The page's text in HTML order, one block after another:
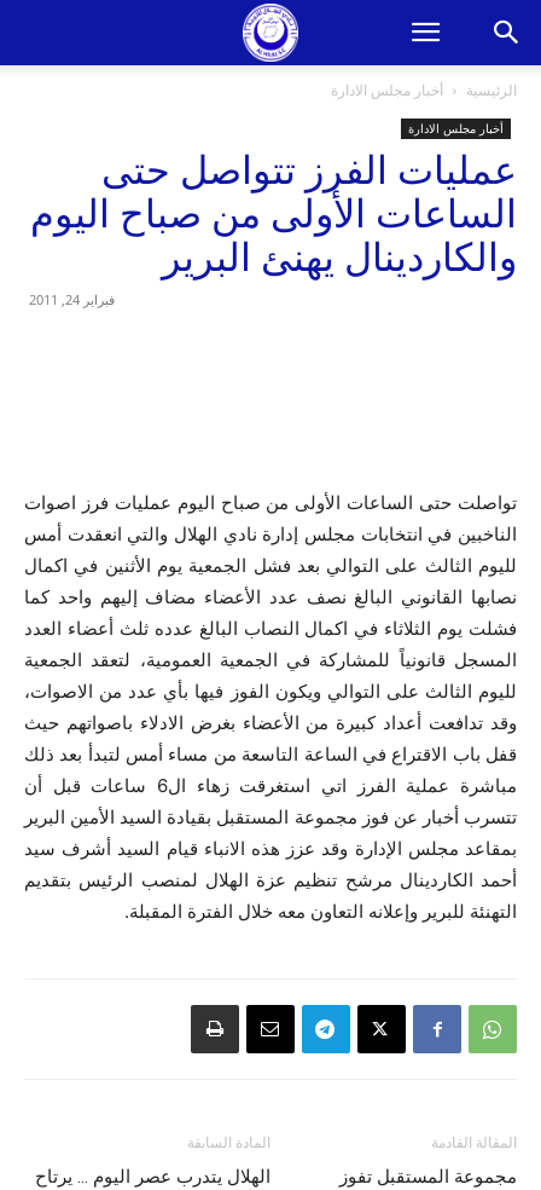
الرئيسية أخبار مجلس الادارة
أخبار مجلس الادارة
عمليات الفرز تتواصل حتى
الساعات الأولى من صباح اليوم
والكاردينال يهنئ البرير
فبراير 24, 2011
تواصلت حتى الساعات الأولى من صباح اليوم عمليات فرز اصوات
الناخبين في انتخابات مجلس إدارة نادي الهلال والتي انعقدت أمس
لليوم الثالث على التوالي بعد فشل الجمعية يوم الأثنين في اكمال
نصابها القانوني البالغ نصف عدد الأعضاء مضاف إليهم واحد كما
فشلت يوم الثلاثاء في اكمال النصاب البالغ عدده ثلث أعضاء العدد
المسجل قانونياً للمشاركة في الجمعية العمومية، لتعقد الجمعية
لليوم الثالث على التوالي ويكون الفوز فيها بأي عدد من الاصوات،
وقد تدافعت أعداد كبيرة من الأعضاء بغرض الادلاء باصواتهم حيث
قفل باب الاقتراع في الساعة التاسعة من مساء أمس لتبدأ بعد ذلك
مباشرة عملية الفرز اتي استغرقت زهاء ال6 ساعات قبل أن
تتسرب أخبار عن فوز مجموعة المستقبل بقيادة السيد الأمين البرير
بمقاعد مجلس الإدارة وقد عزز هذه الانباء قيام السيد أشرف سيد
أحمد الكاردينال مرشح تنظيم عزة الهلال لمنصب الرئيس بتقديم
التهنئة للبرير وإعلانه التعاون معه خلال الفترة المقبلة.
المادة السابقة
الهلال يتدرب عصر اليوم … يرتاح
المقالة القادمة
مجموعة المستقبل تفوز